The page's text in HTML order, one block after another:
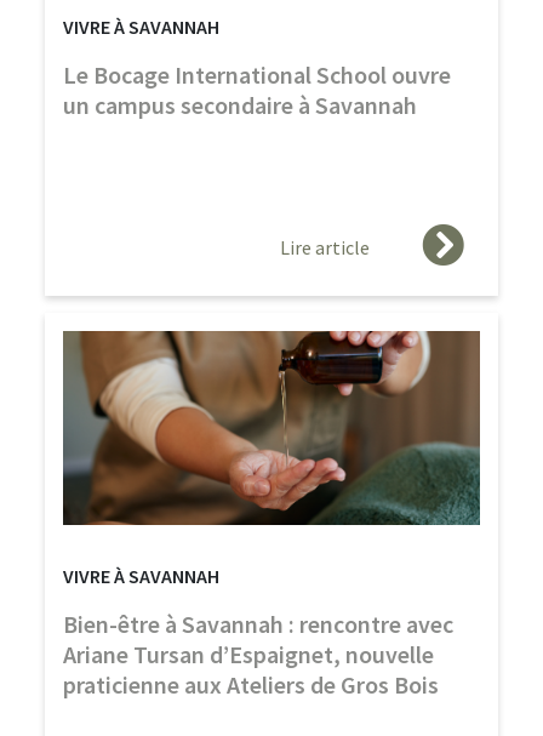
VIVRE À SAVANNAH
Le Bocage International School ouvre
un campus secondaire à Savannah
Lire article
VIVRE À SAVANNAH
Bien-être à Savannah : rencontre avec
Ariane Tursan d’Espaignet, nouvelle
praticienne aux Ateliers de Gros Bois